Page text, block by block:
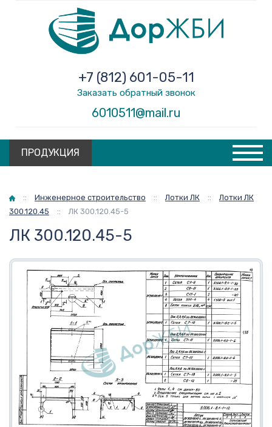
6010511@mail.ru
+7 (812) 601-05-11
Заказать обратный звонок
ПРОДУКЦИЯ
Главная
:: Инженерное строительство :: Лотки ЛК ::
Лотки ЛК
300.120.45
:: ЛК 300.120.45-5
ЛК 300.120.45-5